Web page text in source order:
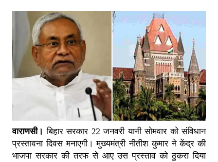
वाराणसी। बिहार सरकार 22 जनवरी यानी सोमवार को संविधान
प्रस्तावना दिवस मनाएगी। मुख्यमंत्री नीतीश कुमार ने केंद्र की
भाजपा सरकार की तरफ से आए उस प्रस्ताव को ठुकरा दिया